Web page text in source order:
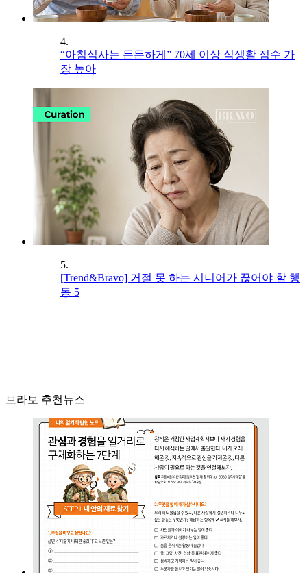
4.
“아침식사는 든든하게” 70세 이상 식생활 점수 가
장 높아
5.
[Trend&Bravo] 거절 못 하는 시니어가 끊어야 할 행
동 5
브라보 추천뉴스